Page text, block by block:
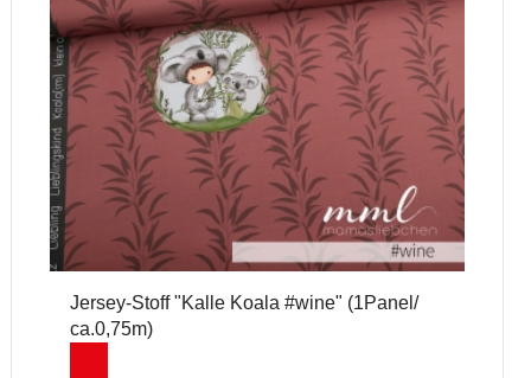
Jersey-Stoff "Kalle Koala #wine" (1Panel/
ca.0,75m)